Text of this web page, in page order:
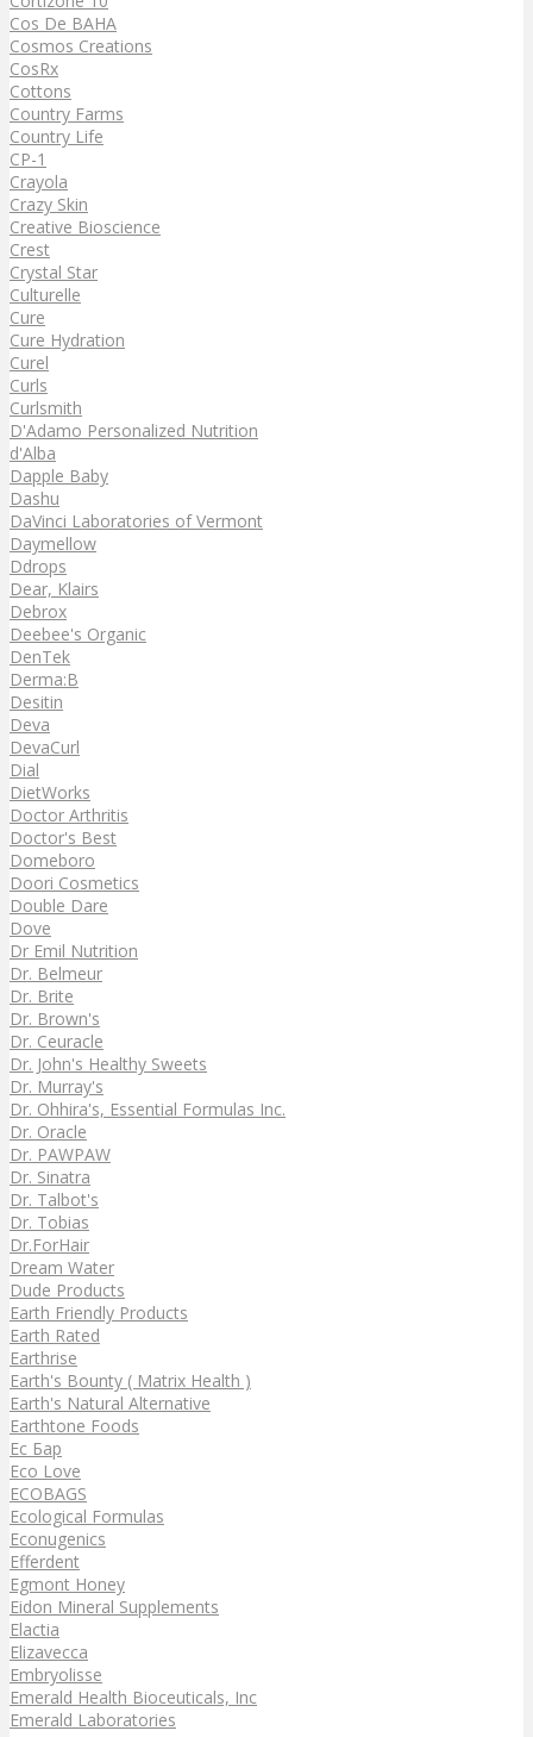
Cos De BAHA
Cosmos Creations
CosRx
Cottons
Country Farms
Country Life
CP-1
Crayola
Crazy Skin
Creative Bioscience
Crest
Crystal Star
Culturelle
Cure
Cure Hydration
Curel
Curls
Curlsmith
D'Adamo Personalized Nutrition
d'Alba
Dapple Baby
Dashu
DaVinci Laboratories of Vermont
Daymellow
Ddrops
Dear, Klairs
Debrox
Deebee's Organic
DenTek
Derma:B
Desitin
Deva
DevaCurl
Dial
DietWorks
Doctor Arthritis
Doctor's Best
Domeboro
Doori Cosmetics
Double Dare
Dove
Dr Emil Nutrition
Dr. Belmeur
Dr. Brite
Dr. Brown's
Dr. Ceuracle
Dr. John's Healthy Sweets
Dr. Murray's
Dr. Ohhira's, Essential Formulas Inc.
Dr. Oracle
Dr. PAWPAW
Dr. Sinatra
Dr. Talbot's
Dr. Tobias
Dr.ForHair
Dream Water
Dude Products
Earth Friendly Products
Earth Rated
Earthrise
Earth's Bounty ( Matrix Health )
Earth's Natural Alternative
Earthtone Foods
Ec Бар
Eco Love
ECOBAGS
Ecological Formulas
Econugenics
Efferdent
Egmont Honey
Eidon Mineral Supplements
Elactia
Elizavecca
Embryolisse
Emerald Health Bioceuticals, Inc
Emerald Laboratories